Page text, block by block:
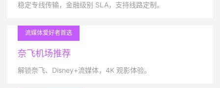
稳定专线传输，金融级别 SLA，支持线路定制。
流媒体爱好者首选
奈飞机场推荐
解锁奈飞、Disney+流媒体，4K 观影体验。